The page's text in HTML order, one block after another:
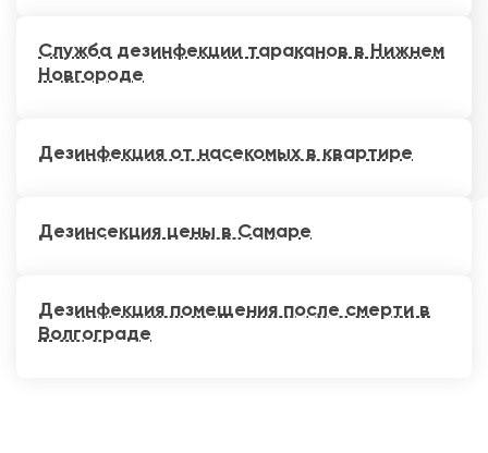
Служба дезинфекции тараканов в Нижнем
Новгороде
Дезинфекция от насекомых в квартире
Дезинсекция цены в Самаре
Дезинфекция помещения после смерти в
Волгограде